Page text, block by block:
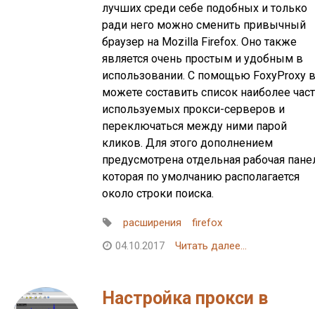
лучших среди себе подобных и только
ради него можно сменить привычный
браузер на Mozilla Firefox. Оно также
является очень простым и удобным в
использовании. С помощью FoxyProxy
можете составить список наиболее
используемых прокси-серверов и
переключаться между ними парой
кликов. Для этого дополнением
предусмотрена отдельная рабочая
которая по умолчанию располагается
около строки поиска.
расширения
firefox
04.10.2017
Читать далее...
Настройка прокси в